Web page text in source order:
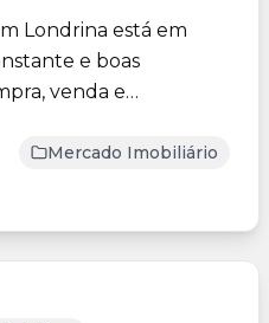
Londrina está em
e boas
venda e
Mercado Imobiliário